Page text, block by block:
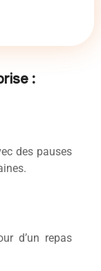
:
des pauses
d’un repas